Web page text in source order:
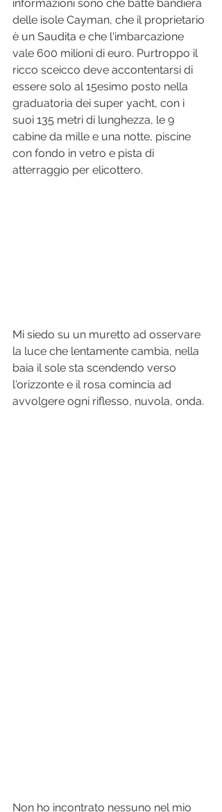
informazioni sono che batte bandiera
delle isole Cayman, che il proprietario
è un Saudita e che l'imbarcazione
vale 600 milioni di euro. Purtroppo il
ricco sceicco deve accontentarsi di
essere solo al 15esimo posto nella
graduatoria dei super yacht, con i
suoi 135 metri di lunghezza, le 9
cabine da mille e una notte, piscine
con fondo in vetro e pista di
atterraggio per elicottero.
Mi siedo su un muretto ad osservare
la luce che lentamente cambia, nella
baia il sole sta scendendo verso
l'orizzonte e il rosa comincia ad
avvolgere ogni riflesso, nuvola, onda.
Non ho incontrato nessuno nel mio